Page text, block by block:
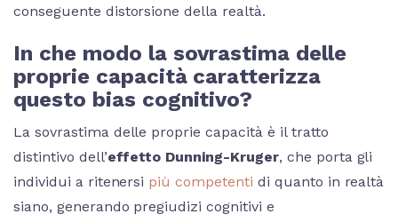
conseguente distorsione della realtà.
In che modo la sovrastima delle
proprie capacità caratterizza
questo bias cognitivo?
La sovrastima delle proprie capacità è il tratto
distintivo dell’effetto Dunning-Kruger, che porta gli
individui a ritenersi più competenti di quanto in realtà
siano, generando pregiudizi cognitivi e